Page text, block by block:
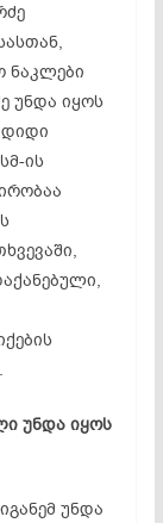
ნაკლები
უნდა იყოს
დიდი
ის
უნდა იყოს
უნდა